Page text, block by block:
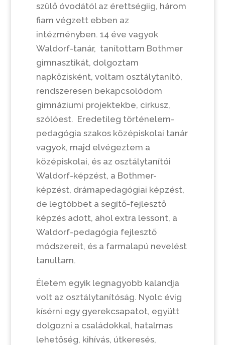
szülő óvodától az érettségiig, három
fiam végzett ebben az
intézményben. 14 éve vagyok
Waldorf-tanár, tanítottam Bothmer
gimnasztikát, dolgoztam
napközisként, voltam osztálytanító,
rendszeresen bekapcsolódom
gimnáziumi projektekbe, cirkusz,
szólóest. Eredetileg történelem-
pedagógia szakos középiskolai tanár
vagyok, majd elvégeztem a
középiskolai, és az osztálytanítói
Waldorf-képzést, a Bothmer-
képzést, drámapedagógiai képzést,
de legtöbbet a segítő-fejlesztő
képzés adott, ahol extra lessont, a
Waldorf-pedagógia fejlesztő
módszereit, és a farmalapú nevelést
tanultam.
Életem egyik legnagyobb kalandja
volt az osztálytanítóság. Nyolc évig
kísérni egy gyerekcsapatot, együtt
dolgozni a családokkal, hatalmas
lehetőség, kihívás, útkeresés,